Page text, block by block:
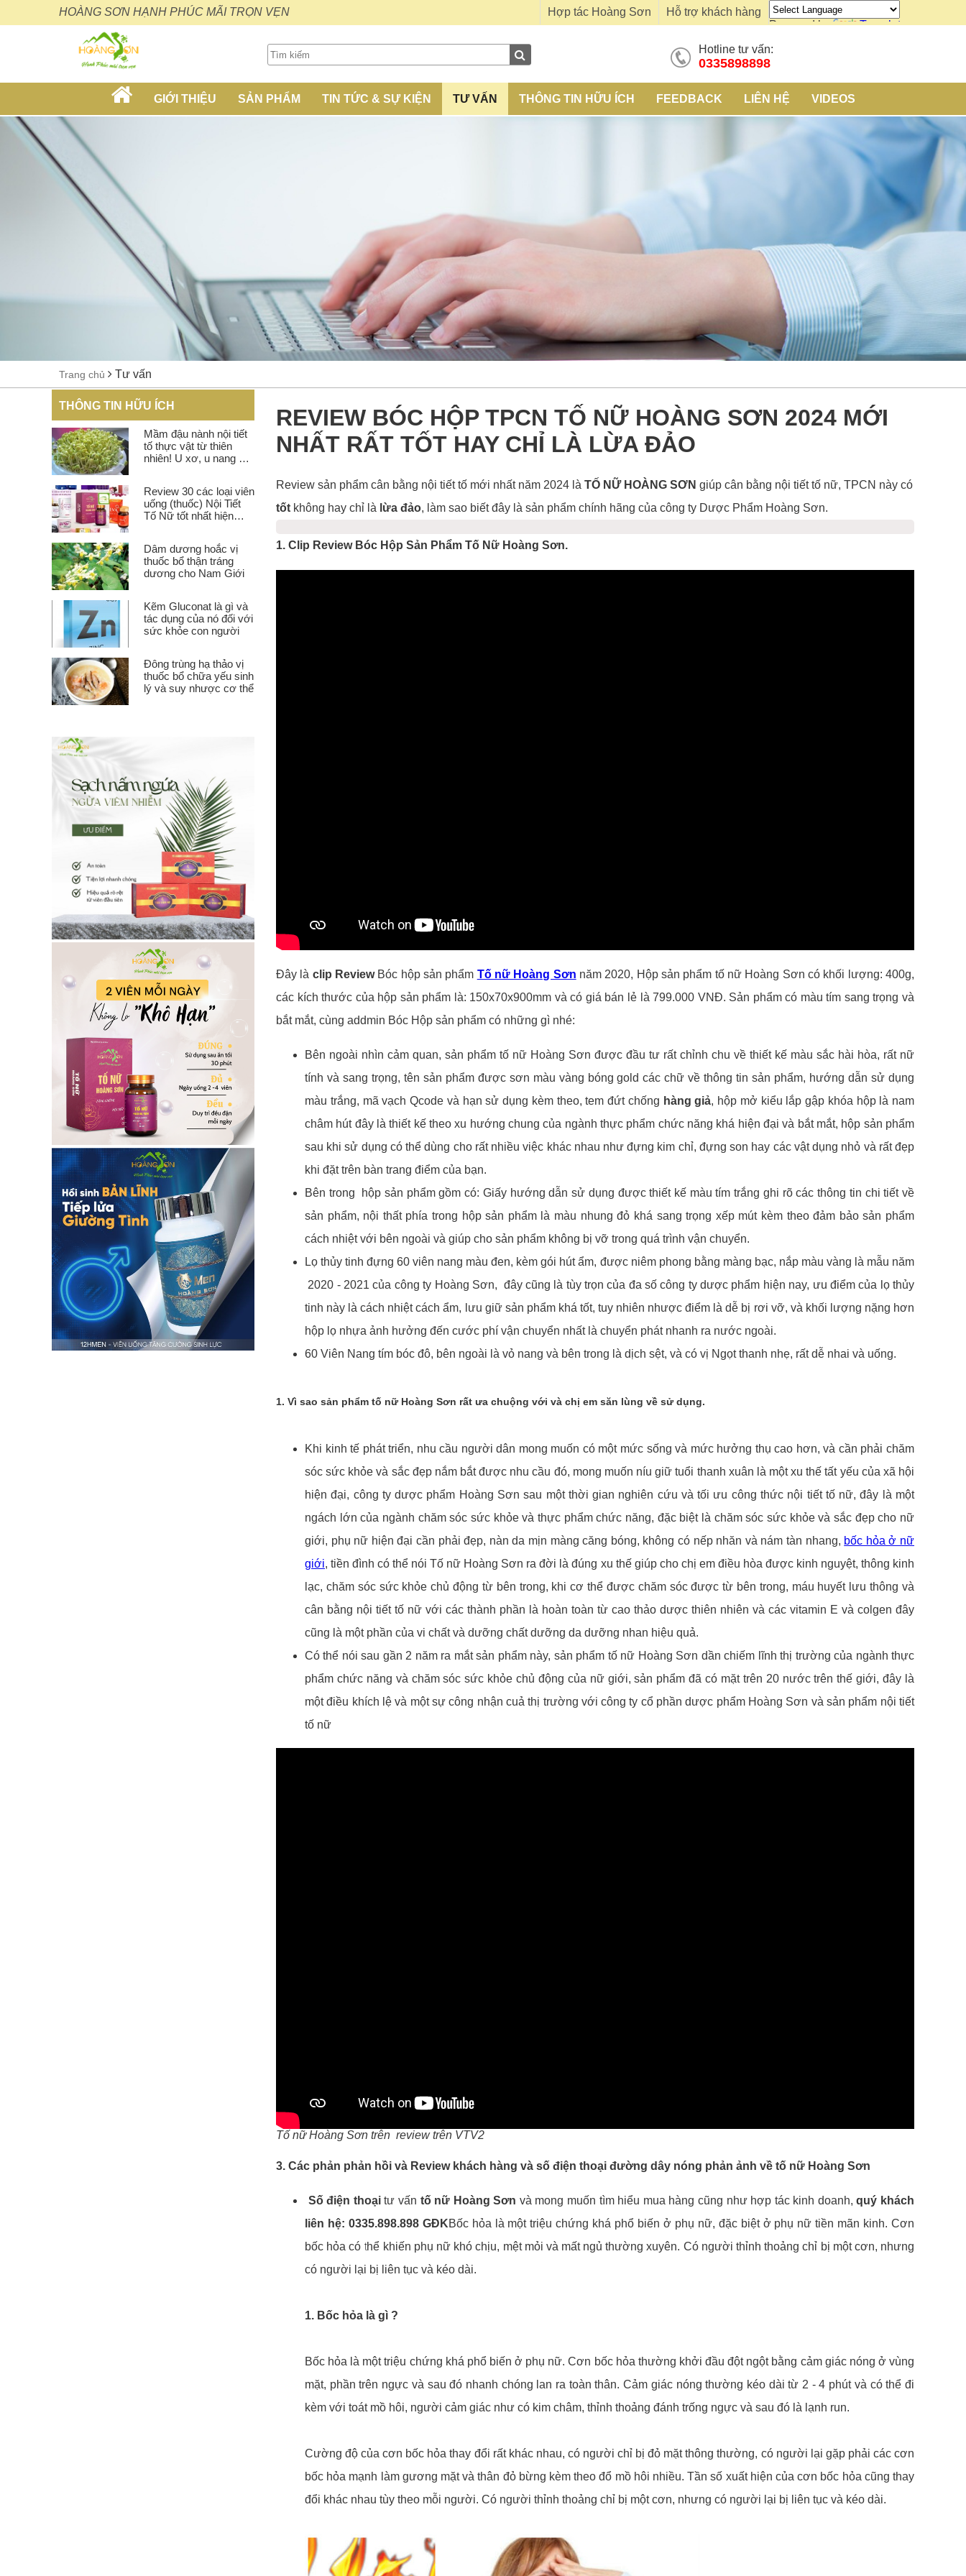
HOÀNG SƠN HẠNH PHÚC MÃI TRỌN VẸN
Powered by
Translate
Hỗ trợ khách hàng
Hợp tác Hoàng Sơn
Hotline tư vấn:
0335898898
GIỚI THIỆU SẢN PHẨM TIN TỨC & SỰ KIỆN TƯ VẤN THÔNG TIN HỮU ÍCH FEEDBACK LIÊN HỆ VIDEOS
Trang chủ Tư vấn
THÔNG TIN HỮU ÍCH
Mầm đậu nành nội tiết
tố thực vật từ thiên
nhiên! U xơ, u nang có
Review 30 các loại viên
uống (thuốc) Nội Tiết
Tố Nữ tốt nhất hiện
Dâm dương hoắc vị
thuốc bổ thận tráng
dương cho Nam Giới
Kẽm Gluconat là gì và
tác dụng của nó đối với
sức khỏe con người
Đông trùng hạ thảo vị
thuốc bổ chữa yếu sinh
lý và suy nhược cơ thể
REVIEW BÓC HỘP TPCN TỐ NỮ HOÀNG SƠN 2024 MỚI
NHẤT RẤT TỐT HAY CHỈ LÀ LỪA ĐẢO
Review sản phẩm cân bằng nội tiết tố mới nhất năm 2024 là TỐ NỮ HOÀNG SƠN giúp cân bằng nội tiết tố nữ, TPCN này có
tốt không hay chỉ là lừa đảo, làm sao biết đây là sản phẩm chính hãng của công ty Dược Phẩm Hoàng Sơn.
1. Clip Review Bóc Hộp Sản Phẩm Tố Nữ Hoàng Sơn.
Đây là clip Review Bóc hộp sản phẩm Tố nữ Hoàng Sơn năm 2020, Hộp sản phẩm tố nữ Hoàng Sơn có khối lượng: 400g,
các kích thước của hộp sản phẩm là: 150x70x900mm và có giá bán lẻ là 799.000 VNĐ. Sản phẩm có màu tím sang trọng và
bắt mắt, cùng addmin Bóc Hộp sản phẩm có những gì nhé:
Bên ngoài nhìn cảm quan, sản phẩm tố nữ Hoàng Sơn được đầu tư rất chỉnh chu về thiết kế màu sắc hài hòa, rất nữ
tính và sang trọng, tên sản phẩm được sơn màu vàng bóng gold các chữ về thông tin sản phẩm, hướng dẫn sử dụng
màu trắng, mã vạch Qcode và hạn sử dụng kèm theo, tem đứt chống hàng giả, hộp mở kiểu lắp gập khóa hộp là nam
châm hút đây là thiết kế theo xu hướng chung của ngành thực phẩm chức năng khá hiện đại và bắt mắt, hộp sản phẩm
sau khi sử dụng có thể dùng cho rất nhiều việc khác nhau như đựng kim chỉ, đựng son hay các vật dụng nhỏ và rất đẹp
khi đặt trên bàn trang điểm của bạn.
Bên trong hộp sản phẩm gồm có: Giấy hướng dẫn sử dụng được thiết kế màu tím trắng ghi rõ các thông tin chi tiết về
sản phẩm, nội thất phía trong hộp sản phẩm là màu nhung đỏ khá sang trọng xếp mút kèm theo đảm bảo sản phẩm
cách nhiệt với bên ngoài và giúp cho sản phẩm không bị vỡ trong quá trình vận chuyển.
Lọ thủy tinh đựng 60 viên nang màu đen, kèm gói hút ẩm, được niêm phong bằng màng bạc, nắp màu vàng là mẫu năm
2020 - 2021 của công ty Hoàng Sơn, đây cũng là tùy trọn của đa số công ty dược phẩm hiện nay, ưu điểm của lọ thủy
tinh này là cách nhiệt cách ẩm, lưu giữ sản phẩm khá tốt, tuy nhiên nhược điểm là dễ bị rơi vỡ, và khối lượng nặng hơn
hộp lọ nhựa ảnh hưởng đến cước phí vận chuyển nhất là chuyển phát nhanh ra nước ngoài.
60 Viên Nang tím bóc đô, bên ngoài là vỏ nang và bên trong là dịch sệt, và có vị Ngọt thanh nhẹ, rất dễ nhai và uống.
1. Vì sao sản phẩm tố nữ Hoàng Sơn rất ưa chuộng với và chị em săn lùng về sử dụng.
Khi kinh tế phát triển, nhu cầu người dân mong muốn có một mức sống và mức hưởng thụ cao hơn, và cần phải chăm
sóc sức khỏe và sắc đẹp nắm bắt được nhu cầu đó, mong muốn níu giữ tuổi thanh xuân là một xu thế tất yếu của xã hội
hiện đại, công ty dược phẩm Hoàng Sơn sau một thời gian nghiên cứu và tối ưu công thức nội tiết tố nữ, đây là một
ngách lớn của ngành chăm sóc sức khỏe và thực phẩm chức năng, đặc biệt là chăm sóc sức khỏe và sắc đẹp cho nữ
giới, phụ nữ hiện đại cần phải đẹp, nàn da mịn màng căng bóng, không có nếp nhăn và nám tàn nhang, bốc hỏa ở nữ
giới, tiền đình có thể nói Tố nữ Hoàng Sơn ra đời là đúng xu thế giúp cho chị em điều hòa được kinh nguyệt, thông kinh
lạc, chăm sóc sức khỏe chủ động từ bên trong, khi cơ thể được chăm sóc được từ bên trong, máu huyết lưu thông và
cân bằng nội tiết tố nữ với các thành phần là hoàn toàn từ cao thảo dược thiên nhiên và các vitamin E và colgen đây
cũng là một phần của vi chất và dưỡng chất dưỡng da dưỡng nhan hiệu quả.
Có thể nói sau gần 2 năm ra mắt sản phẩm này, sản phẩm tố nữ Hoàng Sơn dần chiếm lĩnh thị trường của ngành thực
phẩm chức năng và chăm sóc sức khỏe chủ động của nữ giới, sản phẩm đã có mặt trên 20 nước trên thế giới, đây là
một điều khích lệ và một sự công nhận cuả thị trường với công ty cổ phần dược phẩm Hoàng Sơn và sản phẩm nội tiết
tố nữ
Tố nữ Hoàng Sơn trên review trên VTV2
3. Các phản phản hồi và Review khách hàng và số điện thoại đường dây nóng phản ảnh về tố nữ Hoàng Sơn
Số điện thoạitư vấn tố nữ Hoàng Sơn và mong muốn tìm hiểu mua hàng cũng như hợp tác kinh doanh,quý khách
liên hệ: 0335.898.898 GĐKBốc hỏa là một triệu chứng khá phổ biến ở phụ nữ, đặc biệt ở phụ nữ tiền mãn kinh. Cơn
bốc hỏa có thể khiến phụ nữ khó chịu, mệt mỏi và mất ngủ thường xuyên. Có người thỉnh thoảng chỉ bị một cơn, nhưng
có người lại bị liên tục và kéo dài.
1. Bốc hỏa là gì ?
Bốc hỏa là một triệu chứng khá phổ biến ở phụ nữ. Cơn bốc hỏa thường khởi đầu đột ngột bằng cảm giác nóng ở vùng
mặt, phần trên ngực và sau đó nhanh chóng lan ra toàn thân. Cảm giác nóng thường kéo dài từ 2 - 4 phút và có thể đi
kèm với toát mồ hôi, người cảm giác như có kim châm, thỉnh thoảng đánh trống ngực và sau đó là lạnh run.
Cường độ của cơn bốc hỏa thay đổi rất khác nhau, có người chỉ bị đỏ mặt thông thường, có người lại gặp phải các cơn
bốc hỏa mạnh làm gương mặt và thân đỏ bừng kèm theo đổ mồ hôi nhiều. Tần số xuất hiện của cơn bốc hỏa cũng thay
đổi khác nhau tùy theo mỗi người. Có người thỉnh thoảng chỉ bị một cơn, nhưng có người lại bị liên tục và kéo dài.